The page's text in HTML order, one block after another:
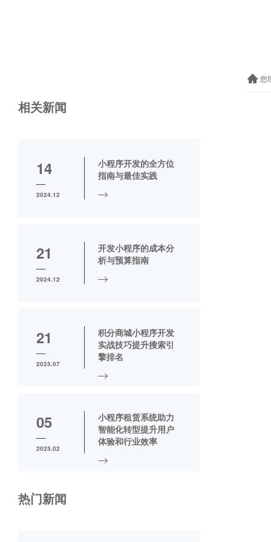
相关新闻
14
2024.12
小程序开发的全方位
指南与最佳实践
21
2024.12
开发小程序的成本分
析与预算指南
21
2025.07
积分商城小程序开发
实战技巧提升搜索引
擎排名
05
2025.02
小程序租赁系统助力
智能化转型提升用户
体验和行业效率
热门新闻
您